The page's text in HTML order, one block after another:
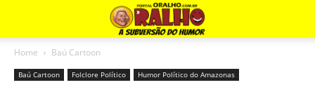
Home Baú Cartoon
Baú Cartoon Folclore Político Humor Político do Amazonas